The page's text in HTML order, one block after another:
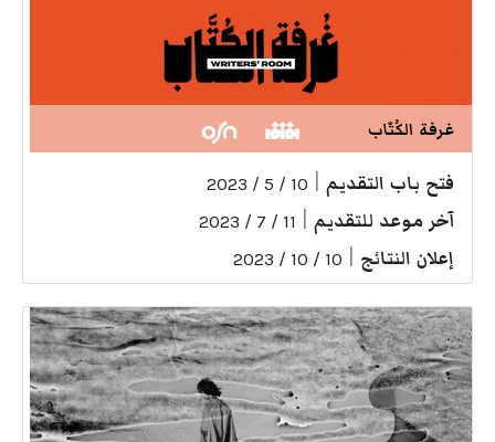
غرفة الكُتّاب
فتح باب التقديم 10 / 5 / 2023
آخر موعد للتقديم 11 / 7 / 2023
إعلان النتائج 10 / 10 / 2023